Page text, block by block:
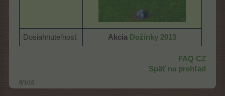
Dosiahnuteľnosť Akcia Dožínky 2013
FAQ CZ
Späť na prehľad
8/1/16